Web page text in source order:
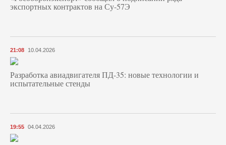
экспортных контрактов на Су-57Э
21:08 10.04.2026
Разработка авиадвигателя ПД-35: новые технологии и
испытательные стенды
19:55 04.04.2026